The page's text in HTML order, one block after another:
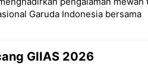
Garuda Indonesia bersama
GIIAS 2026